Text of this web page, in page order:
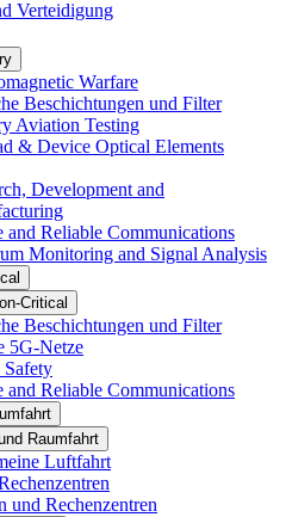
Verteidigung
Warfare
Beschichtungen und Filter
Aviation Testing
& Device Optical Elements
Development and
and Reliable Communications
Monitoring and Signal Analysis
Critical
Beschichtungen und Filter
5G-Netze
and Reliable Communications
Raumfahrt
Luftfahrt
und Rechenzentren